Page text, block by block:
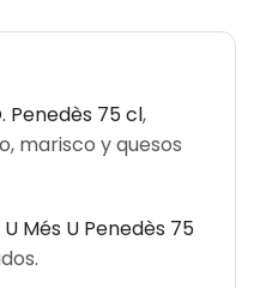
Penedès 75 cl,
marisco y quesos
Més U Penedès 75